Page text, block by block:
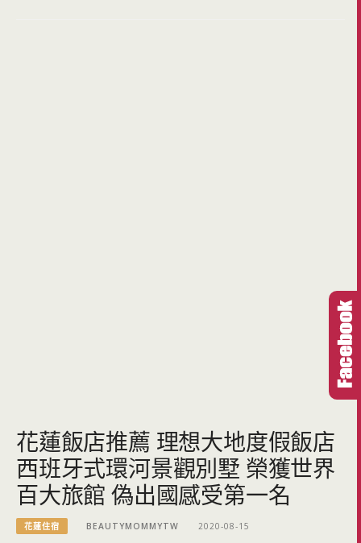
花蓮飯店推薦 理想大地度假飯店
西班牙式環河景觀別墅 榮獲世界
百大旅館 偽出國感受第一名
花蓮住宿 BEAUTYMOMMYTW 2020-08-15